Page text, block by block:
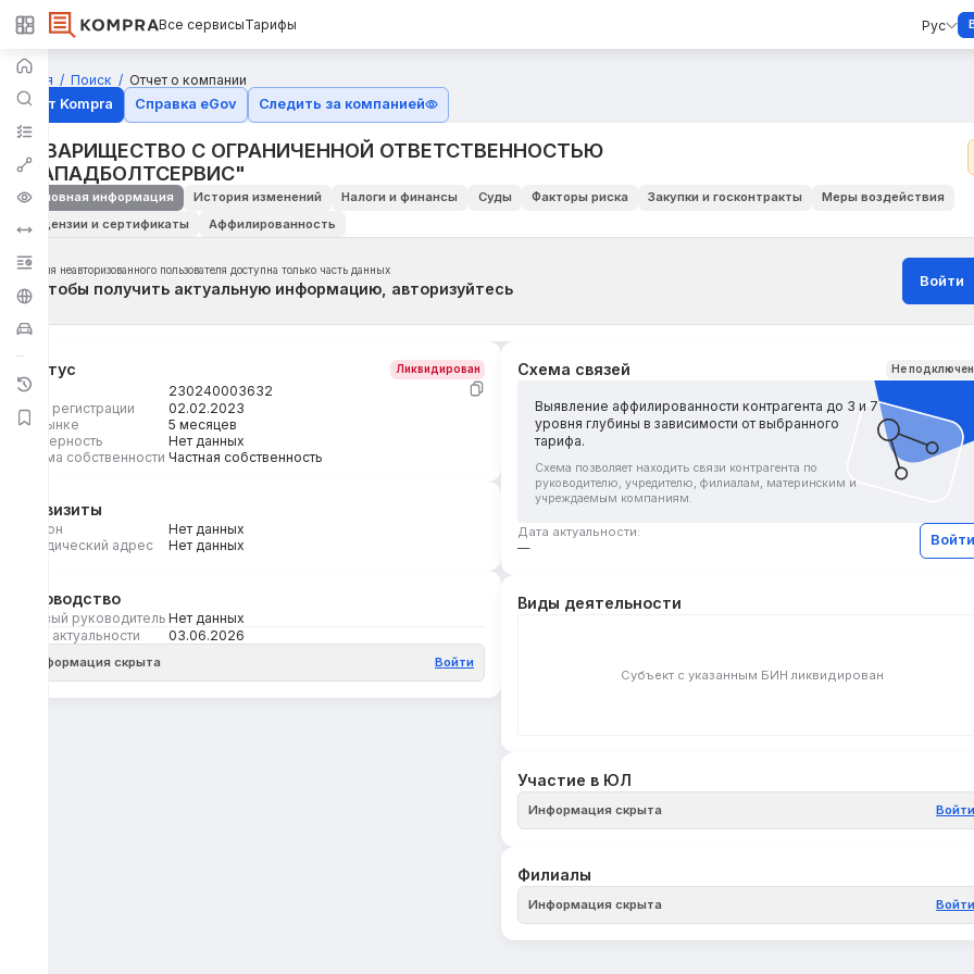
Все сервисыТарифы Рус
Главная Поиск
Отчет о компании
Отчёт Kompra
Справка eGov Следить за компанией
ТОВАРИЩЕСТВО С ОГРАНИЧЕННОЙ ОТВЕТСТВЕННОСТЬЮ
"ЗАПАДБОЛТСЕРВИС"
Основная информация История изменений Налоги и финансы Суды Факторы риска Закупки и госконтракты
Меры воздействия
Лицензии и сертификаты
Аффилированность
Для неавторизованного пользователя доступна только часть данных
Чтобы получить актуальную информацию, авторизуйтесь Войти
Статус Ликвидирован
БИН
230240003632
Дата регистрации
02.02.2023
На рынке
5 месяцев
Размерность
Нет данных
Форма собственности Частная собственность
Реквизиты
Регион
Нет данных
Юридический адрес
Нет данных
Руководство
Первый руководитель Нет данных
Дата актуальности
03.06.2026
Информация скрыта Войти
Схема связей Не
Выявление аффилированности контрагента до 3 и 7
уровня глубины в зависимости от выбранного
тарифа.
Схема позволяет находить связи контрагента по
руководителю, учредителю, филиалам, материнским и
учреждаемым компаниям.
Дата актуальности:
—
Войти
Виды деятельности
Субъект с указанным БИН ликвидирован
Участие в ЮЛ
Информация скрыта Войти
Филиалы
Информация скрыта Войти